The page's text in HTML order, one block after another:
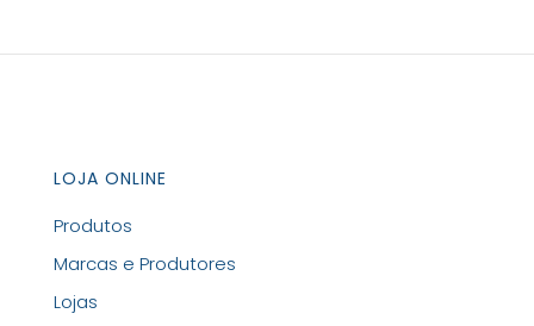
LOJA ONLINE
Produtos
Marcas e Produtores
Lojas